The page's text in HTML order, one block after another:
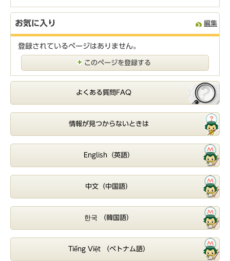
お気に入り 編集
登録されているページはありません。
このページを登録する
よくある質問FAQ
情報が見つからないときは
English（英語）
中文（中国語）
한국 （韓国語）
Tiếng Việt （ベトナム語）